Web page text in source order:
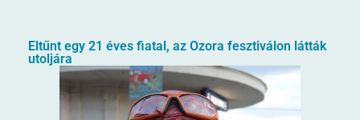
Eltűnt egy 21 éves fiatal, az Ozora fesztiválon látták
utoljára